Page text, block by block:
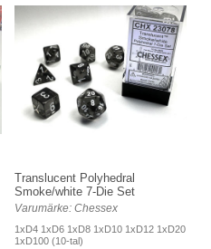
Translucent Polyhedral
Smoke/white 7-Die Set
Varumärke: Chessex
1xD4 1xD6 1xD8 1xD10 1xD12 1xD20
1xD100 (10-tal)